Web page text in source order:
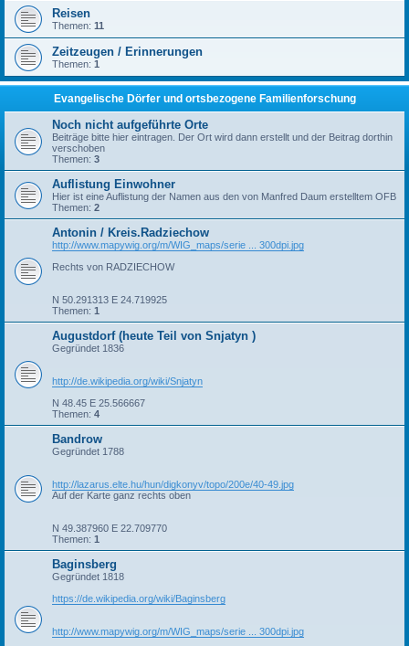
Reisen
Themen: 11
Zeitzeugen / Erinnerungen
Themen: 1
Evangelische Dörfer und ortsbezogene Familienforschung
Noch nicht aufgeführte Orte
Beiträge bitte hier eintragen. Der Ort wird dann erstellt und der Beitrag dorthin
verschoben
Themen: 3
Auflistung Einwohner
Hier ist eine Auflistung der Namen aus den von Manfred Daum erstelltem OFB
Themen: 2
Antonin / Kreis.Radziechow
http://www.mapywig.org/m/WIG_maps/serie ... 300dpi.jpg
Rechts von RADZIECHOW
N 50.291313 E 24.719925
Themen: 1
Augustdorf (heute Teil von Snjatyn )
Gegründet 1836
http://de.wikipedia.org/wiki/Snjatyn
N 48.45 E 25.566667
Themen: 4
Bandrow
Gegründet 1788
http://lazarus.elte.hu/hun/digkonyv/topo/200e/40-49.jpg
Auf der Karte ganz rechts oben
N 49.387960 E 22.709770
Themen: 1
Baginsberg
Gegründet 1818
https://de.wikipedia.org/wiki/Baginsberg
http://www.mapywig.org/m/WIG_maps/serie ... 300dpi.jpg